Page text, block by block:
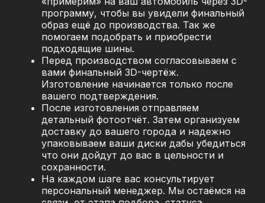
программу, чтобы вы увидели финальный
образ ещё до производства. Так же
помогаем подобрать и приобрести
подходящие шины.
Перед производством согласовываем с
вами финальный 3D-чертёж.
Изготовление начинается только после
вашего подтверждения.
После изготовления отправляем
детальный фотоотчёт. Затем организуем
доставку до вашего города и надежно
упаковываем ваши диски дабы убедиться
что они дойдут до вас в цельности и
сохранности.
На каждом шаге вас консультирует
персональный менеджер. Мы остаёмся на